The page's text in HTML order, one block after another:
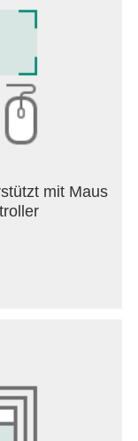
and fresh
It
manage
physical and
gameplay,
to be a
to face the
mit Maus